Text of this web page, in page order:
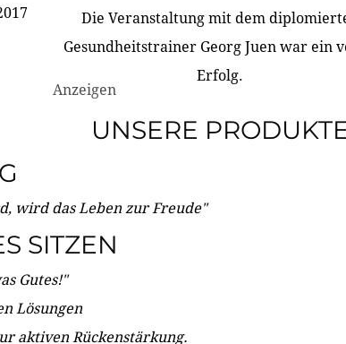
Die Veranstaltung mit dem
Gesundheitstrainer Georg Juen war ein
Erfolg.
Anzeigen
UNSERE
wird das Leben zur Freude"
SITZEN
Gutes!"
Lösungen
aktiven Rückenstärkung.